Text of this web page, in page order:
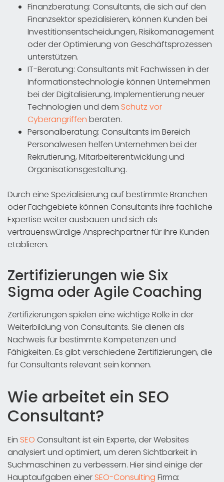
Finanzberatung: Consultants, die sich auf den
Finanzsektor spezialisieren, können Kunden bei
Investitionsentscheidungen, Risikomanagement
oder der Optimierung von Geschäftsprozessen
unterstützen.
IT-Beratung: Consultants mit Fachwissen in der
Informationstechnologie können Unternehmen
bei der Digitalisierung, Implementierung neuer
Technologien und dem Schutz vor
Cyberangriffen beraten.
Personalberatung: Consultants im Bereich
Personalwesen helfen Unternehmen bei der
Rekrutierung, Mitarbeiterentwicklung und
Organisationsgestaltung.
Durch eine Spezialisierung auf bestimmte Branchen
oder Fachgebiete können Consultants ihre fachliche
Expertise weiter ausbauen und sich als
vertrauenswürdige Ansprechpartner für ihre Kunden
etablieren.
Zertifizierungen wie Six
Sigma oder Agile Coaching
Zertifizierungen spielen eine wichtige Rolle in der
Weiterbildung von Consultants. Sie dienen als
Nachweis für bestimmte Kompetenzen und
Fähigkeiten. Es gibt verschiedene Zertifizierungen, die
für Consultants relevant sein können.
Wie arbeitet ein SEO
Consultant?
Ein SEO Consultant ist ein Experte, der Websites
analysiert und optimiert, um deren Sichtbarkeit in
Suchmaschinen zu verbessern. Hier sind einige der
Hauptaufgaben einer SEO-Consulting Firma: